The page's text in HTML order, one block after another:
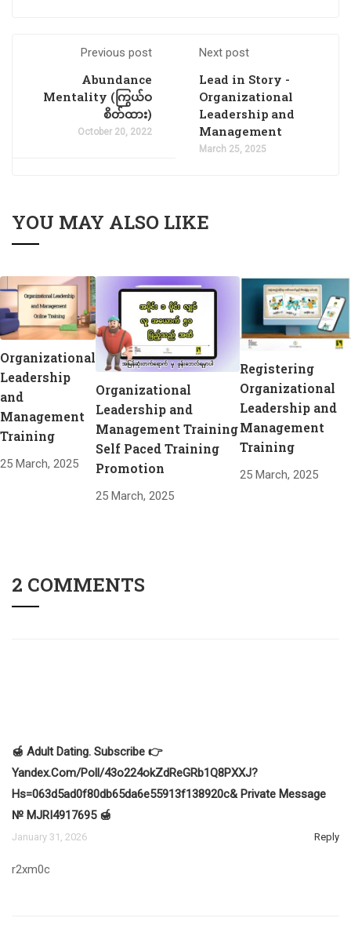
Previous post
Abundance
Mentality (ကြွယ်ဝ
စိတ်ထား)
October 20, 2022
Next post
Lead in Story -
Organizational
Leadership and
Management
March 25, 2025
YOU MAY ALSO LIKE
Organizational
Leadership
and
Management
Training
25 March, 2025
Organizational
Leadership and
Management Training
Self Paced Training
Promotion
25 March, 2025
Registering
Organizational
Leadership and
Management
Training
25 March, 2025
2 COMMENTS
🍯 Adult Dating. Subscribe 👉
Yandex.com/poll/43o224okZdReGRb1Q8PXXJ?
Hs=063d5ad0f80db65da6e55913f138920c& Private Message
№ MJRI4917695 🍯
January 31, 2026 Reply
r2xm0c